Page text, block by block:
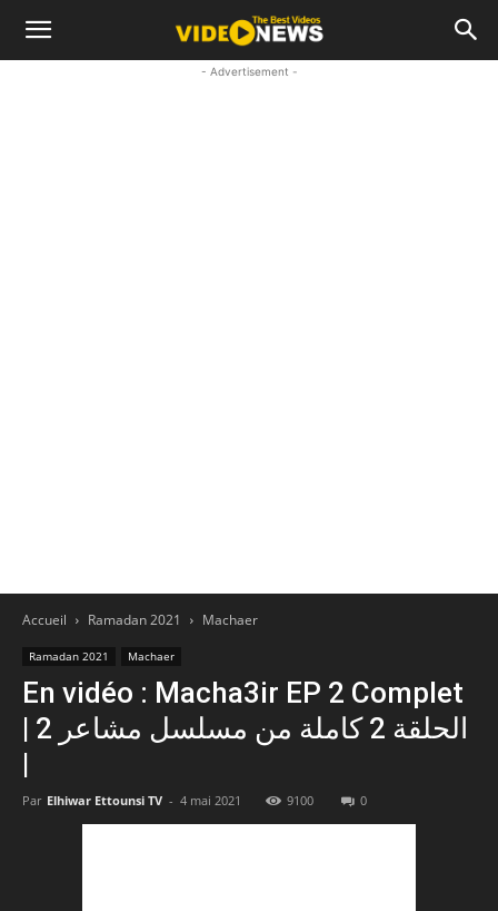
- Advertisement -
Accueil Ramadan 2021 Machaer
Ramadan 2021 Machaer
En vidéo : Macha3ir EP 2 Complet
| الحلقة 2 كاملة من مسلسل مشاعر 2
|
Par Elhiwar Ettounsi TV - 4 mai 2021 9100 0